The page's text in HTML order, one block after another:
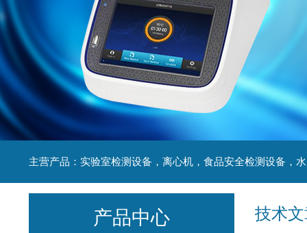
技术
产品中心